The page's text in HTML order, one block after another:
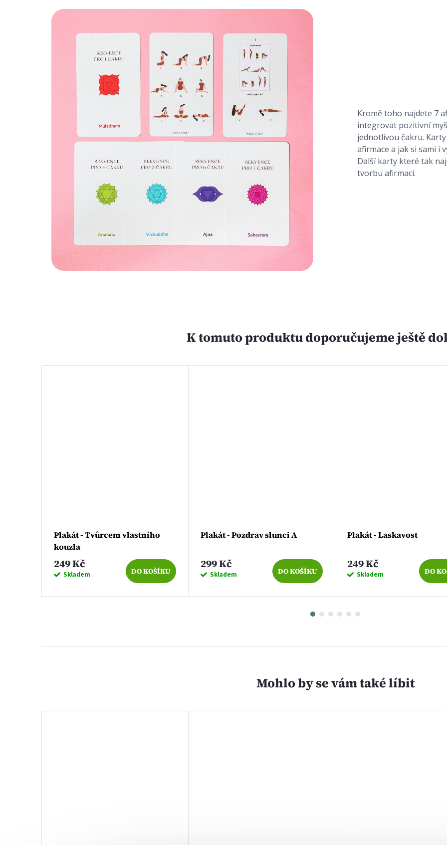
Kromě toho najdete 7
integrovat pozitivní
jednotlivou čakru.
afirmace a jak si sami i
Další karty které tak
tvorbu afirmací.
K tomuto produktu doporučujeme ještě
Plakát - Tvůrcem vlastního
kouzla
249 Kč
Skladem DO KOŠÍKU
Plakát - Pozdrav slunci A
299 Kč
Skladem DO KOŠÍKU
Plakát - Laskavost
249 Kč
Skladem DO